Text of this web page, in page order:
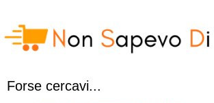
Forse cercavi...